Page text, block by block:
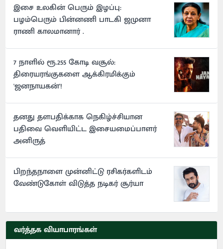
இசை உலகின் பெரும் இழப்பு:
பழம்பெரும் பின்னணி பாடகி ஜமுனா
ராணி காலமானார் .
7 நாளில் ரூ.255 கோடி வசூல்:
திரையரங்குகளை ஆக்கிரமிக்கும்
'ஜனநாயகன்'!
தனது தளபதிக்காக நெகிழ்ச்சியான
பதிவை வெளியிட்ட இசையமைப்பாளர்
அனிருத்
பிறந்தநாளை முன்னிட்டு ரசிகர்களிடம்
வேண்டுகோள் விடுத்த நடிகர் சூர்யா
வர்த்தக வியாபாரங்கள்